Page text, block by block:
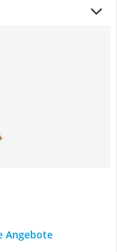
Angebote